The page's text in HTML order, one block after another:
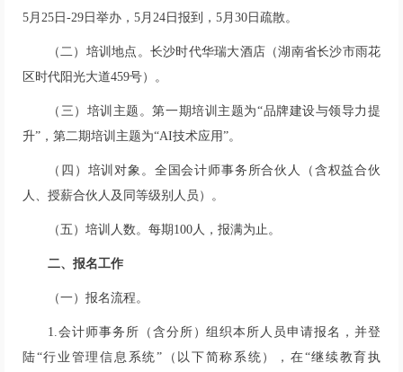
5月25日-29日举办，5月24日报到，5月30日疏散。
（二）培训地点。 长沙时代华瑞大酒店（湖南省长沙市雨花
区时代阳光大道459号）。
（三）培训主题。第一期培训主题为“品牌建设与领导力提
升”，第二期培训主题为“AI技术应用”。
（四）培训对象。 全国会计师事务所合伙人（含权益合伙
人、授薪合伙人及同等级别人员）。
（五）培训人数。 每期100人，报满为止。
二、报名工作
（一）报名流程。
1.会计师事务所（含分所）组织本所人员申请报名，并登
陆“行业管理信息系统”（以下简称系统），在“继续教育执